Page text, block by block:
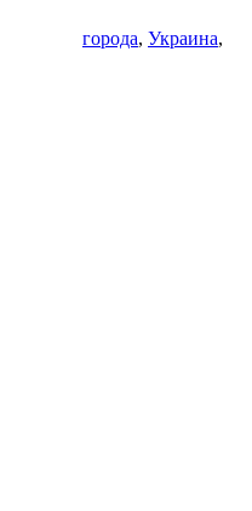
города, Украина,